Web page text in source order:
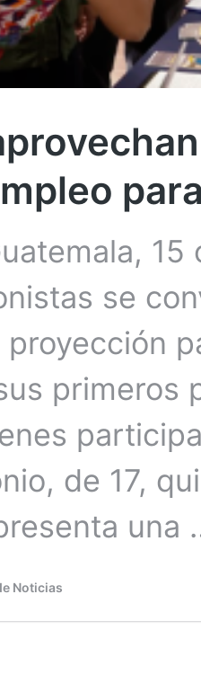
se
primeros
de 17,
Noticias